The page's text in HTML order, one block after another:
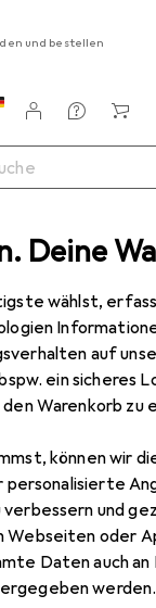
Deine
wählst,
auf
ein sicheres
Warenkorb zu
können wir
personalisierte
und
Webseiten oder
Daten auch
werden.
und bestellen
Confetti Carpets
statt EUR
51,90
Carpets
160 x 120 cm
Confetti